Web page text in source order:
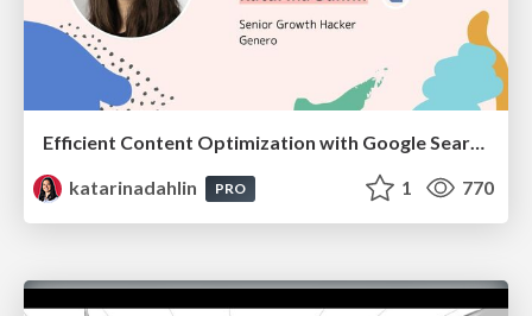
Efficient Content Optimization with Google Search Console & Apps Script
katarinadahlin
PRO 1 770